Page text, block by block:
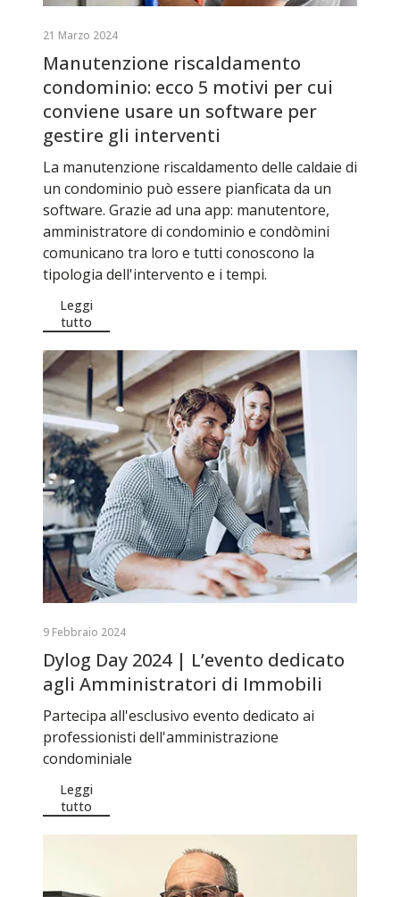
21 Marzo 2024
Manutenzione riscaldamento
condominio: ecco 5 motivi per cui
conviene usare un software per
gestire gli interventi
La manutenzione riscaldamento delle caldaie di
un condominio può essere pianficata da un
software. Grazie ad una app: manutentore,
amministratore di condominio e condòmini
comunicano tra loro e tutti conoscono la
tipologia dell'intervento e i tempi.
Leggi
tutto
9 Febbraio 2024
Dylog Day 2024 | L’evento dedicato
agli Amministratori di Immobili
Partecipa all'esclusivo evento dedicato ai
professionisti dell'amministrazione
condominiale
Leggi
tutto